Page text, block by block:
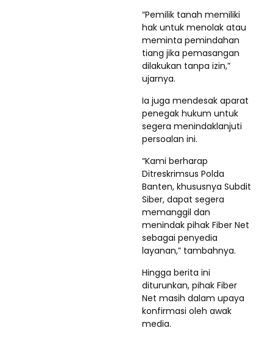
“Pemilik tanah memiliki
hak untuk menolak atau
meminta pemindahan
tiang jika pemasangan
dilakukan tanpa izin,”
ujarnya.
Ia juga mendesak aparat
penegak hukum untuk
segera menindaklanjuti
persoalan ini.
“Kami berharap
Ditreskrimsus Polda
Banten, khususnya Subdit
Siber, dapat segera
memanggil dan
menindak pihak Fiber Net
sebagai penyedia
layanan,” tambahnya.
Hingga berita ini
diturunkan, pihak Fiber
Net masih dalam upaya
konfirmasi oleh awak
media.